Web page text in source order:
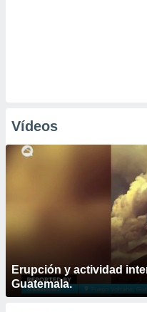
Vídeos
Erupción y actividad
Guatemala.